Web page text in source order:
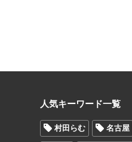
人気キーワード一覧
村田らむ 名古屋